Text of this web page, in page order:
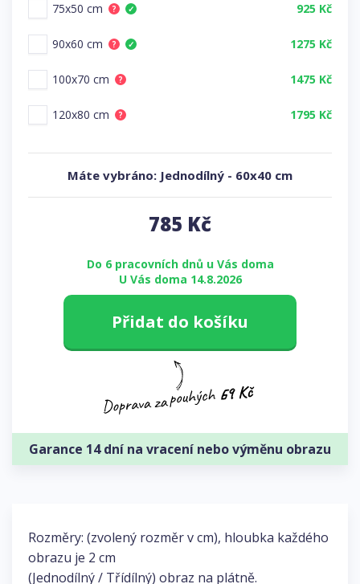
Rozměry: (zvolený rozměr v cm), hloubka každého
obrazu je 2 cm
(Jednodílný / Třídílný) obraz na plátně.
75x50 cm ? ✓ 925 Kč
90x60 cm ? ✓ 1275 Kč
100x70 cm ? 1475 Kč
120x80 cm ? 1795 Kč
Máte vybráno: Jednodílný - 60x40 cm
785 Kč
Do 6 pracovních dnů u Vás doma
U Vás doma 14.8.2026
Přidat do košíku
Garance 14 dní na vracení nebo výměnu obrazu